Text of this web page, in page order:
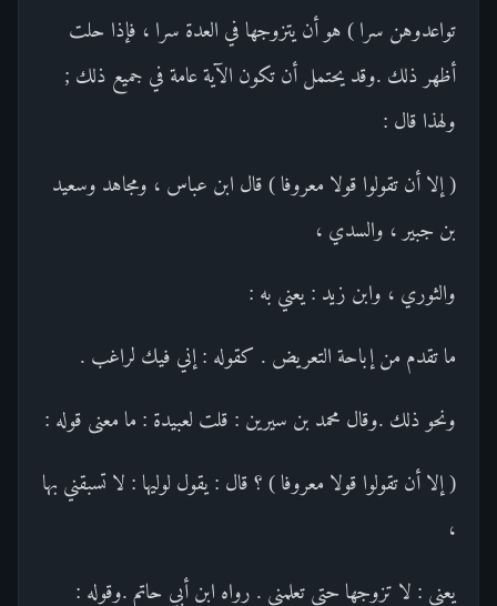
تواعدوهن سرا ) هو أن يتزوجها في العدة سرا ، فإذا حلت
أظهر ذلك .وقد يحتمل أن تكون الآية عامة في جميع ذلك ;
ولهذا قال :
( إلا أن تقولوا قولا معروفا ) قال ابن عباس ، ومجاهد وسعيد
بن جبير ، والسدي ،
والثوري ، وابن زيد : يعني به :
ما تقدم من إباحة التعريض . كقوله : إني فيك لراغب .
ونحو ذلك .وقال محمد بن سيرين : قلت لعبيدة : ما معنى قوله :
( إلا أن تقولوا قولا معروفا ) ؟ قال : يقول لوليها : لا تسبقني بها
،
يعني : لا تزوجها حتى تعلمني . رواه ابن أبي حاتم .وقوله :